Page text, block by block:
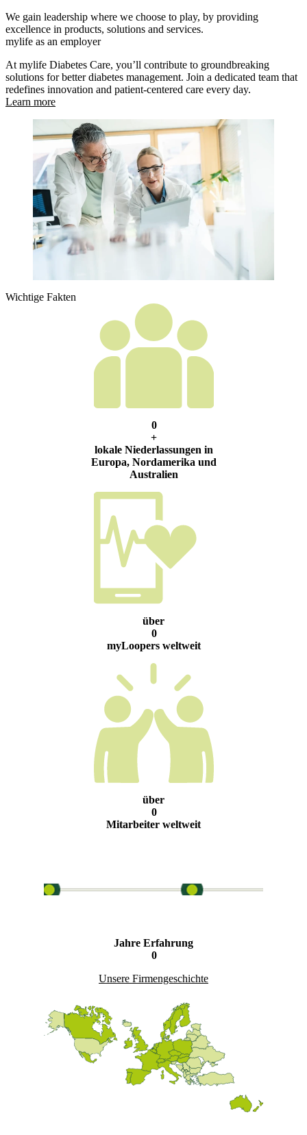
We gain leadership where we choose to play, by providing
excellence in products, solutions and services.
mylife as an employer
At mylife Diabetes Care, you’ll contribute to groundbreaking
solutions for better diabetes management. Join a dedicated team that
redefines innovation and patient-centered care every day.
Learn more
Wichtige Fakten
0
+
lokale Niederlassungen in
Europa, Nordamerika und
Australien
über
0
myLoopers weltweit
über
0
Mitarbeiter weltweit
Jahre Erfahrung
0
Unsere Firmengeschichte